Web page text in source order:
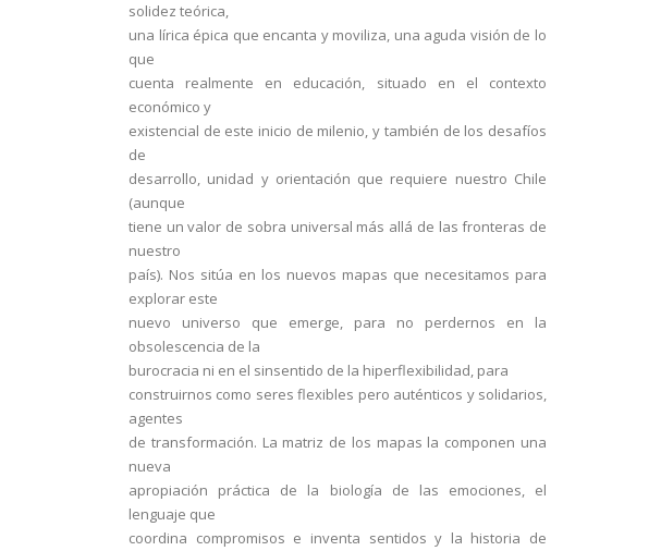
solidez teórica,
una lírica épica que encanta y moviliza, una aguda visión de lo
que
cuenta realmente en educación, situado en el contexto
económico y
existencial de este inicio de milenio, y también de los desafíos
de
desarrollo, unidad y orientación que requiere nuestro Chile
(aunque
tiene un valor de sobra universal más allá de las fronteras de
nuestro
país). Nos sitúa en los nuevos mapas que necesitamos para
explorar este
nuevo universo que emerge, para no perdernos en la
obsolescencia de la
burocracia ni en el sinsentido de la hiperflexibilidad, para
construirnos como seres flexibles pero auténticos y solidarios,
agentes
de transformación. La matriz de los mapas la componen una
nueva
apropiación práctica de la biología de las emociones, el
lenguaje que
coordina compromisos e inventa sentidos y la historia de